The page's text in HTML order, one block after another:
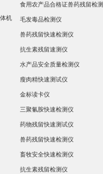
食用农产品合格证兽药残留检
体机 毛发毒品检测仪
兽药残留快速检测仪
抗生素残留速测仪
水产品安全质量检测仪
瘦肉精快速测试仪
金标读卡仪
三聚氰胺快速检测仪
药物残留快速测试仪
兽药残留快速检测仪
畜牧安全快速检测仪
抗生素残留检测仪